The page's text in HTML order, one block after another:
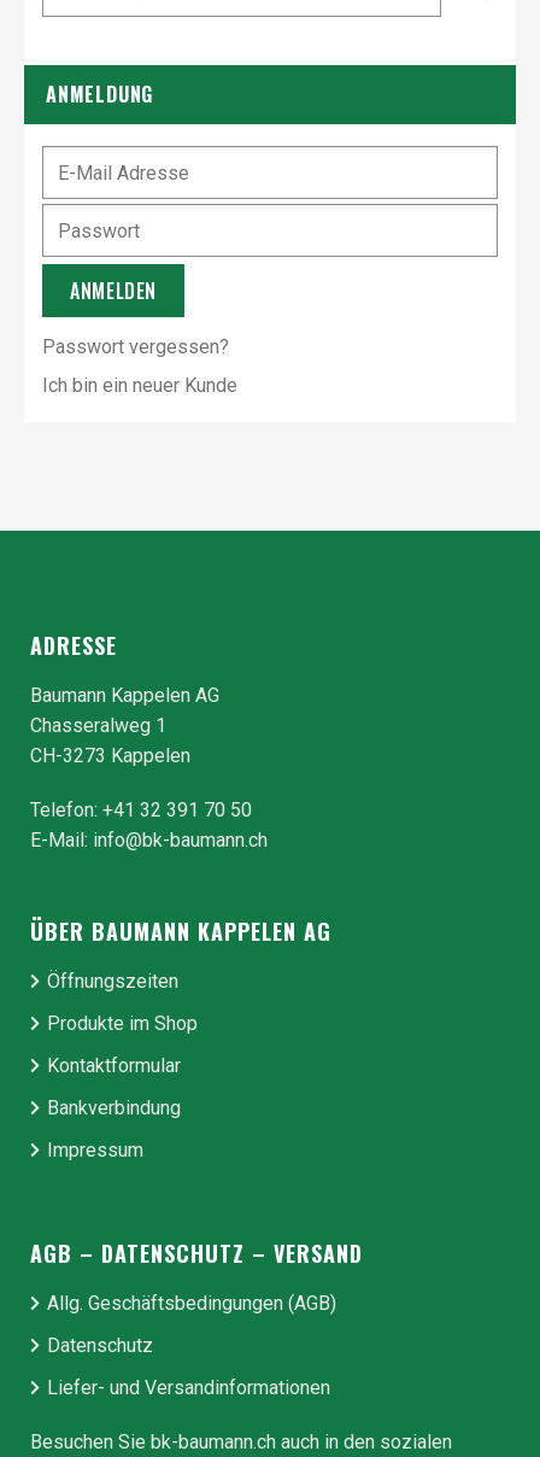
ANMELDUNG
Passwort vergessen?
Ich bin ein neuer Kunde
ADRESSE
Baumann Kappelen AG
Chasseralweg 1
CH-3273 Kappelen
Telefon: +41 32 391 70 50
E-Mail: info@bk-baumann.ch
ÜBER BAUMANN KAPPELEN AG
Öffnungszeiten
Produkte im Shop
Kontaktformular
Bankverbindung
Impressum
AGB – DATENSCHUTZ – VERSAND
Allg. Geschäfts­be­ding­ungen (AGB)
Datenschutz
Liefer- und Ver­sand­in­for­ma­tionen
Besuchen Sie bk-baumann.ch auch in den sozialen